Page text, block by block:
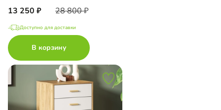
13 250 28 800
Доступно для доставки
В корзину